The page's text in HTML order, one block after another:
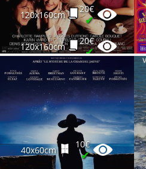
120x160cm
20€
✔
120x160cm
20€
✔
120x160cm
20€
✔
120x160cm
20€
✔
120x160cm
20€
✔
40x60cm
10€
✔